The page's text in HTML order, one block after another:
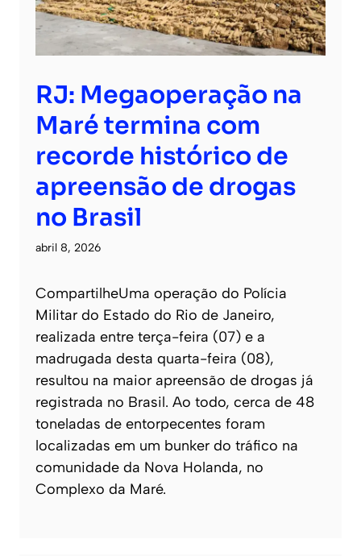
RJ: Megaoperação na
Maré termina com
recorde histórico de
apreensão de drogas
no Brasil
abril 8, 2026
CompartilheUma operação do Polícia
Militar do Estado do Rio de Janeiro,
realizada entre terça-feira (07) e a
madrugada desta quarta-feira (08),
resultou na maior apreensão de drogas já
registrada no Brasil. Ao todo, cerca de 48
toneladas de entorpecentes foram
localizadas em um bunker do tráfico na
comunidade da Nova Holanda, no
Complexo da Maré.